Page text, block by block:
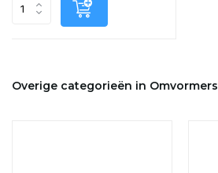
Overige categorieën in Omvormers